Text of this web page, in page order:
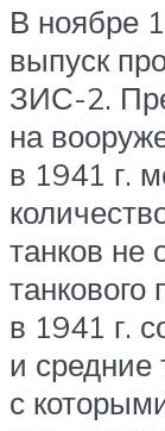
В ноябре
выпуск
ЗИС-2.
на
в 1941 г.
танков не
танкового
в 1941 г.
и средние
с